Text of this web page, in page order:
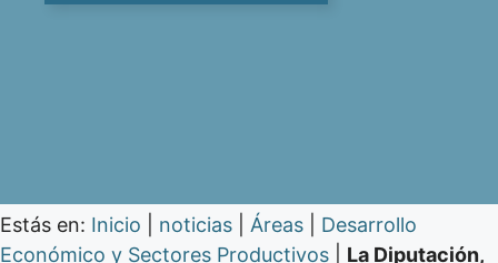
Estás en: Inicio noticias Áreas
Desarrollo
Económico y Sectores Productivos
La Diputación,